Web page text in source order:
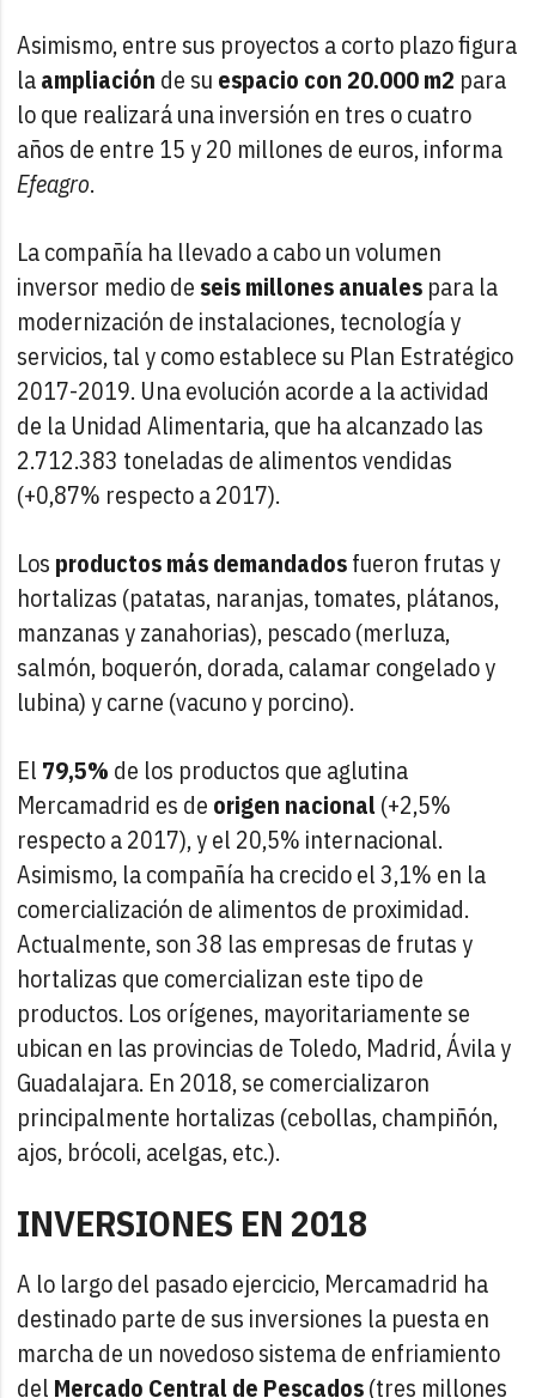
Asimismo, entre sus proyectos a corto plazo figura
laampliación de su espacio con 20.000 m2 para
lo que realizará una inversión en tres o cuatro
años de entre 15 y 20 millones de euros, informa
Efeagro.
La compañía ha llevado a cabo un volumen
inversor medio de seis millones anuales para la
modernización de instalaciones, tecnología y
servicios, tal y como establece su Plan Estratégico
2017-2019. Una evolución acorde a la actividad
de la Unidad Alimentaria, que ha alcanzado las
2.712.383 toneladas de alimentos vendidas
(+0,87% respecto a 2017).
Los productos más demandadosfueron frutas y
hortalizas (patatas, naranjas, tomates, plátanos,
manzanas y zanahorias), pescado (merluza,
salmón, boquerón, dorada, calamar congelado y
lubina) y carne (vacuno y porcino).
El 79,5% de los productos que aglutina
Mercamadrid es de origen nacional(+2,5%
respecto a 2017), y el 20,5% internacional.
Asimismo, la compañía ha crecido el 3,1% en la
comercialización de alimentos de proximidad.
Actualmente, son 38 las empresas de frutas y
hortalizas que comercializan este tipo de
productos. Los orígenes, mayoritariamente se
ubican en las provincias de Toledo, Madrid, Ávila y
Guadalajara. En 2018, se comercializaron
principalmente hortalizas (cebollas, champiñón,
ajos, brócoli, acelgas, etc.).
INVERSIONES EN 2018
A lo largo del pasado ejercicio, Mercamadrid ha
destinado parte de sus inversiones la puesta en
marcha de un novedoso sistema de enfriamiento
del Mercado Central de Pescados(tres millones